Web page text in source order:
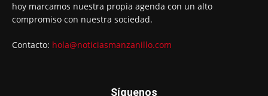
hoy marcamos nuestra propia agenda con un alto
compromiso con nuestra sociedad.
Contacto: hola@noticiasmanzanillo.com
Síguenos